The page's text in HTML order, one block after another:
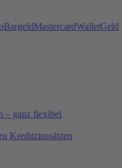
BargeldMastercardWalletGeld
– ganz flexibel
Kreditzinssätzen